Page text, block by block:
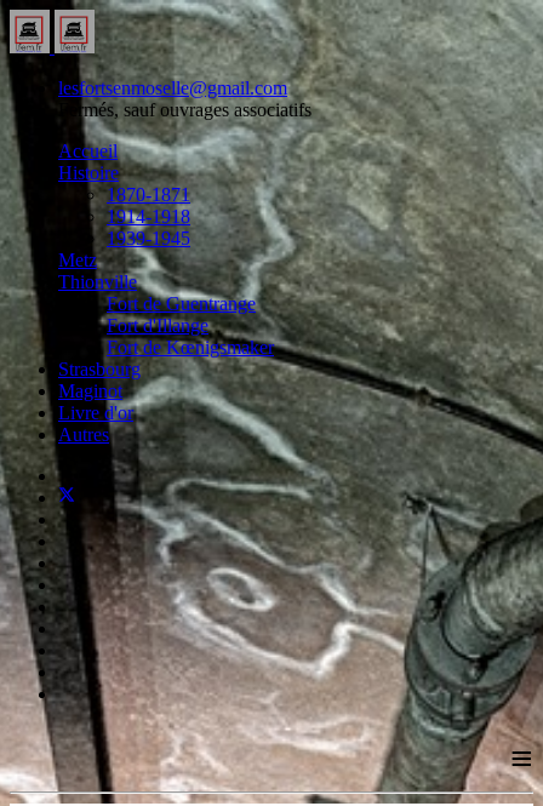
lesfortsenmoselle@gmail.com
Fermés, sauf ouvrages associatifs
Accueil
Histoire
1870-1871
1914-1918
1939-1945
Metz
Thionville
Fort de Guentrange
Fort d'Illange
Fort de Kœnigsmaker
Strasbourg
Maginot
Livre d'or
Autres
≡